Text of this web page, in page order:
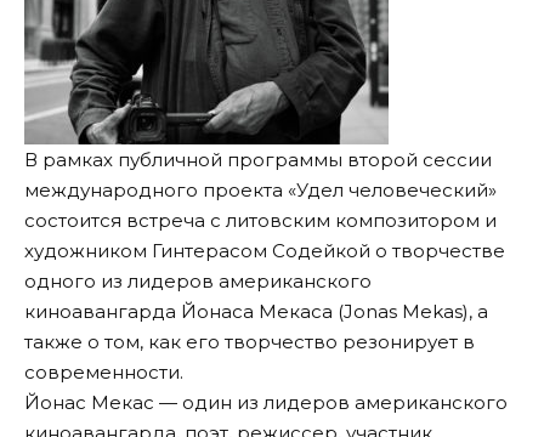
В рамках публичной программы второй сессии
международного проекта «Удел человеческий»
состоится встреча с литовским композитором и
художником Гинтерасом Содейкой о творчестве
одного из лидеров американского
киноавангарда Йонаса Мекаса (Jonas Mekas), а
также о том, как его творчество резонирует в
современности.
Йонас Мекас — один из лидеров американского
киноавангарда, поэт, режиссер, участник